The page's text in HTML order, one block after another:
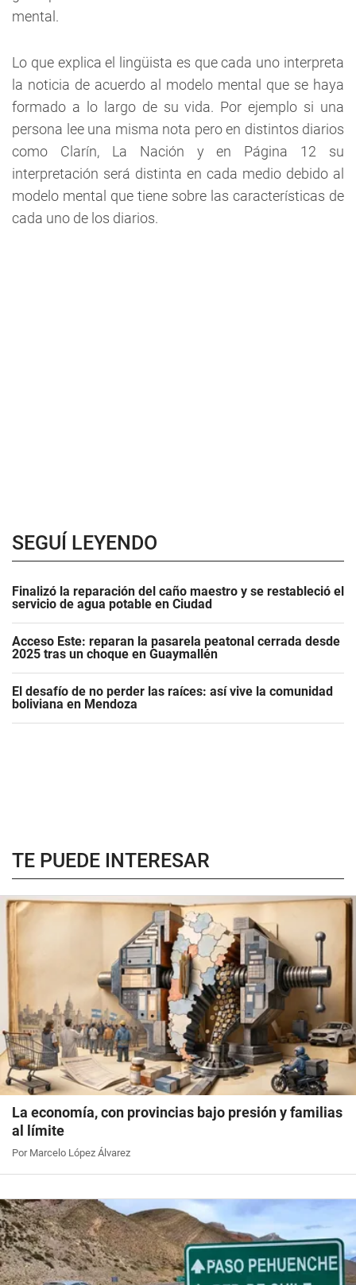
mental.
Lo que explica el lingüista es que cada uno interpreta
la noticia de acuerdo al modelo mental que se haya
formado a lo largo de su vida. Por ejemplo si una
persona lee una misma nota pero en distintos diarios
como Clarín, La Nación y en Página 12 su
interpretación será distinta en cada medio debido al
modelo mental que tiene sobre las características de
cada uno de los diarios.
SEGUÍ LEYENDO
Finalizó la reparación del caño maestro y se restableció el
servicio de agua potable en Ciudad
Acceso Este: reparan la pasarela peatonal cerrada desde
2025 tras un choque en Guaymallén
El desafío de no perder las raíces: así vive la comunidad
boliviana en Mendoza
TE PUEDE INTERESAR
La economía, con provincias bajo presión y familias
al límite
Por Marcelo López Álvarez